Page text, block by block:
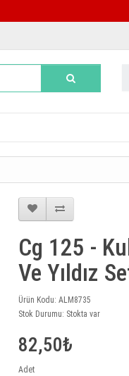
Cg 125 -
Ve Yıldız
Ürün Kodu: ALM8735
Stok Durumu: Stokta var
82,50₺
Adet